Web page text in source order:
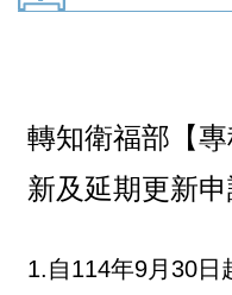
轉知衛福部【
新及延期更新申
1.自114年9月30日